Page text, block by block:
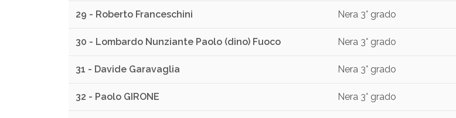
29 - Roberto Franceschini Nera 3° grado
30 - Lombardo Nunziante Paolo (dino) Fuoco Nera 3° grado
31 - Davide Garavaglia Nera 3° grado
32 - Paolo GIRONE Nera 3° grado